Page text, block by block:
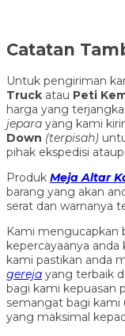
Catatan
Untuk pengiriman
Truck atau Peti
harga yang
jepara yang kami
Down (terpisah)
pihak ekspedisi
Produk Meja Altar
barang yang akan
serat dan warnanya
Kami mengucapkan
kepercayaanya
kami pastikan anda
gereja yang terbaik
bagi kami kepuasan
semangat bagi kami
yang maksimal